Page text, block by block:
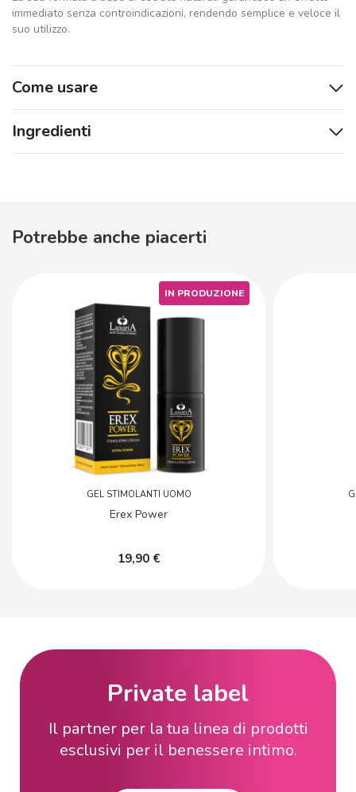
immediato senza controindicazioni, rendendo semplice e veloce il
suo utilizzo.
Come usare
Ingredienti
Potrebbe anche piacerti
GEL STIMOLANTI UOMO
Erex Power
19,90 €
IN PRODUZIONE
Private label
Il partner per la tua linea di prodotti
esclusivi per il benessere intimo.